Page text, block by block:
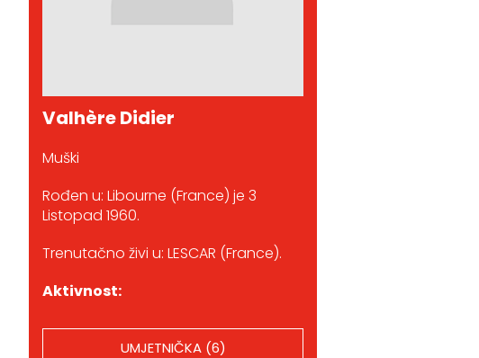
Valhère Didier
Muški
Rođen u: Libourne (France) je 3
Listopad 1960.
Trenutačno živi u: LESCAR (France).
Aktivnost:
UMJETNIČKA (6)